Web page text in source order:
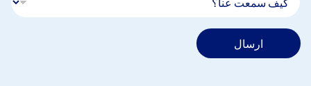
ارسال